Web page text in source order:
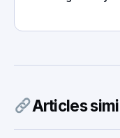
Articles